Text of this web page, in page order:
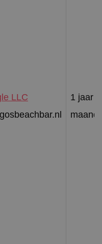
LLC
1 jaar 1
maand